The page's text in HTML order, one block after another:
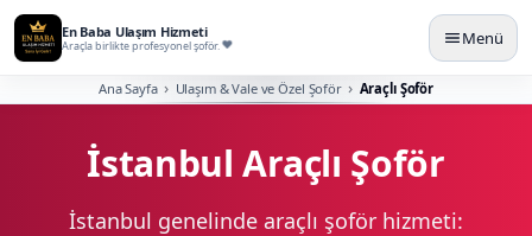
En Baba Ulaşım Hizmeti
Araçla birlikte profesyonel şoför. Menü
Ana Sayfa Ulaşım & Vale ve Özel Şoför Araçlı Şoför
İstanbul Araçlı Şoför
İstanbul genelinde araçlı şoför hizmeti: